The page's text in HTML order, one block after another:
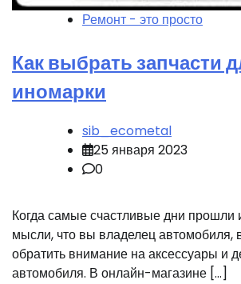
Ремонт - это просто
Как выбрать запчасти
иномарки
sib_ecometal
25 января 2023
0
Когда самые счастливые дни прошли
мысли, что вы владелец автомобиля,
обратить внимание на аксессуары и
автомобиля. В онлайн-магазине […]